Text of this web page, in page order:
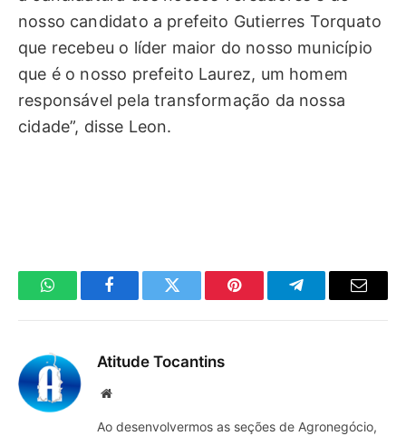
nosso candidato a prefeito Gutierres Torquato
que recebeu o líder maior do nosso município
que é o nosso prefeito Laurez, um homem
responsável pela transformação da nossa
cidade”, disse Leon.
WhatsAppFacebookTwitter Pinterest TelegramaE-
Atitude Tocantins
Site
Ao desenvolvermos as seções de Agronegócio,